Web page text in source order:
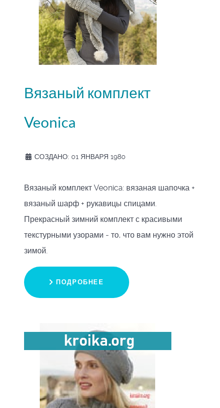
Вязаный комплект
Veonica
СОЗДАНО: 01 ЯНВАРЯ 1980
Вязаный комплект Veonica: вязаная шапочка +
вязаный шарф + рукавицы спицами.
Прекрасный зимний комплект с красивыми
текстурными узорами - то, что вам нужно этой
зимой.
ПОДРОБНЕЕ